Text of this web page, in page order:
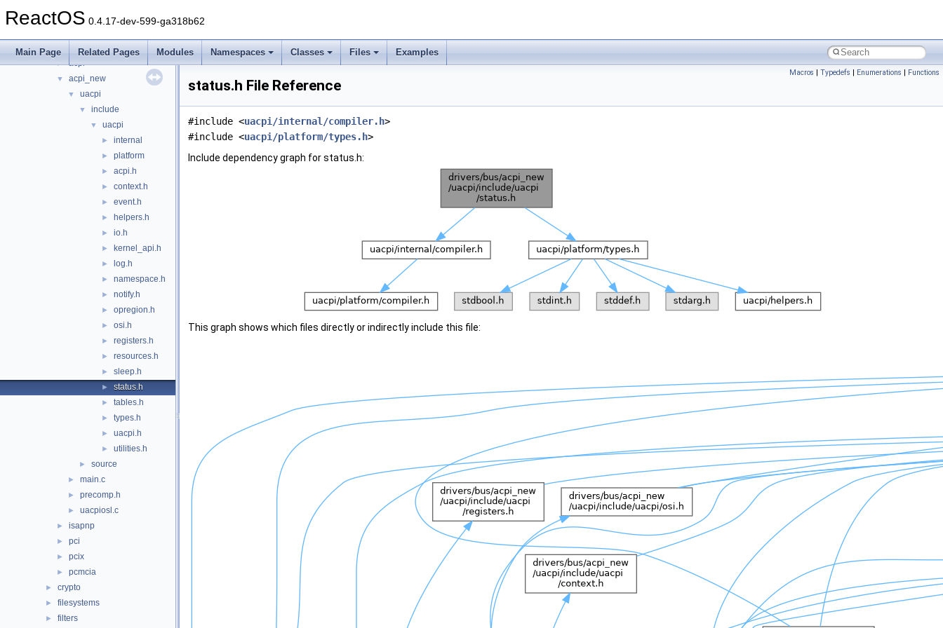
ReactOS 0.4.17-dev-599-ga318b62
Main Page Related Pages Modules Namespaces Classes Files Examples
► battery
▼
► acpi
▼ acpi_new
▼ uacpi
▼ include
▼ uacpi
► internal
► platform
► acpi.h
► context.h
► event.h
► helpers.h
► io.h
► kernel_api.h
► log.h
► namespace.h
► notify.h
► opregion.h
► osi.h
► registers.h
► resources.h
► sleep.h
► status.h
► tables.h
► types.h
► uacpi.h
► utilities.h
► source
► main.c
► precomp.h
► uacpiosl.c
► isapnp
► pci
► pcix
► pcmcia
► crypto
► filesystems
► filters
Macros | Typedefs | Enumerations | Functions
status.h File Reference
#include <uacpi/internal/compiler.h>
#include <uacpi/platform/types.h>
Include dependency graph for status.h:
This graph shows which files directly or indirectly include this file: